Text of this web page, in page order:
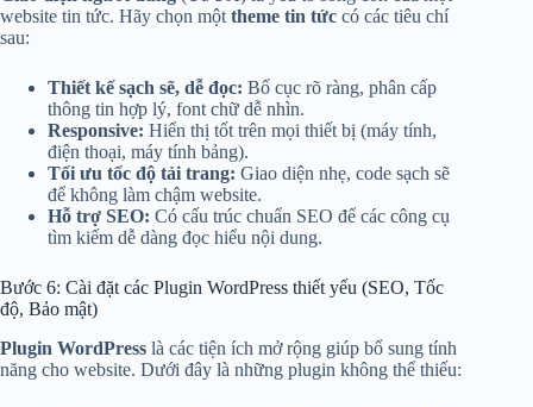
website tin tức. Hãy chọn một theme tin tức có các tiêu chí
sau:
Thiết kế sạch sẽ, dễ đọc: Bố cục rõ ràng, phân cấp
thông tin hợp lý, font chữ dễ nhìn.
Responsive: Hiển thị tốt trên mọi thiết bị (máy tính,
điện thoại, máy tính bảng).
Tối ưu tốc độ tải trang: Giao diện nhẹ, code sạch sẽ
để không làm chậm website.
Hỗ trợ SEO: Có cấu trúc chuẩn SEO để các công cụ
tìm kiếm dễ dàng đọc hiểu nội dung.
Bước 6: Cài đặt các Plugin WordPress thiết yếu (SEO, Tốc
độ, Bảo mật)
Plugin WordPress là các tiện ích mở rộng giúp bổ sung tính
năng cho website. Dưới đây là những plugin không thể thiếu: